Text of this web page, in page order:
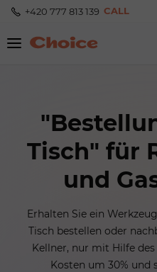
+420 777 813 139 CALL
Tisch" für
und
Erhalten Sie ein
Tisch bestellen oder
Kellner, nur mit Hilfe des
Kosten um 30% und